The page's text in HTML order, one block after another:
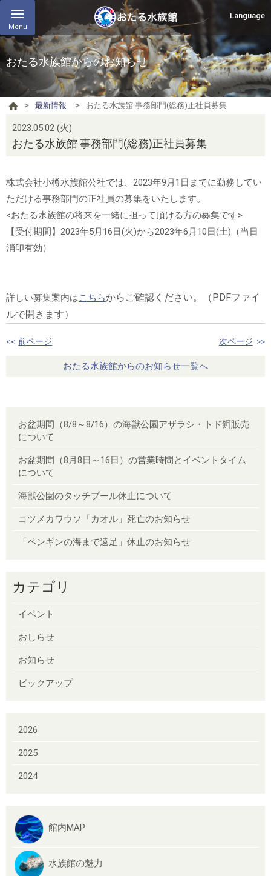
Menu
Language
おたる水族館からのお知らせ
最新情報 おたる水族館 事務部門(総務)正社員募集
2023.05.02 (火)
おたる水族館 事務部門(総務)正社員募集
株式会社小樽水族館公社では、 2023年9月 1 日までに勤務してい
ただける事務部門の正社員の募集をいたします。
<おたる水族館の将来を一緒に担って頂ける方の募集です>
【受付期間】 2023年5月 16日(火)から2023年6月 10日(土) （当日
消印有効）
詳しい募集案内はこちらからご確認ください。
（PDFファイ
ルで開きます）
<< 前ページ 次ページ >>
おたる水族館からのお知らせ一覧へ
お盆期間（8/8～8/16）の海獣公園アザラシ・トド餌販売
について
お盆期間（8月8日～16日）の営業時間とイベントタイム
について
海獣公園のタッチプール休止について
コツメカワウソ「カオル」死亡のお知らせ
「ペンギンの海まで遠足」休止のお知らせ
カテゴリ
イベント
おしらせ
お知らせ
ピックアップ
2026
2025
2024
館内MAP
水族館の魅力